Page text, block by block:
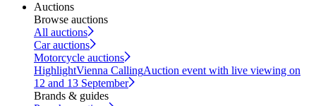
Auctions
Browse auctions
All auctions
Car auctions
Motorcycle auctions
HighlightVienna CallingAuction event with live viewing on
12 and 13 September
Brands & guides